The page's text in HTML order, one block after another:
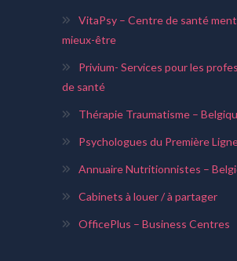
VitaPsy – Centre de santé
mieux-être
Privium- Services pour les
de santé
Thérapie Traumatisme –
Psychologues du Première
Annuaire Nutritionnistes –
Cabinets à louer / à partager
OfficePlus – Business Centres